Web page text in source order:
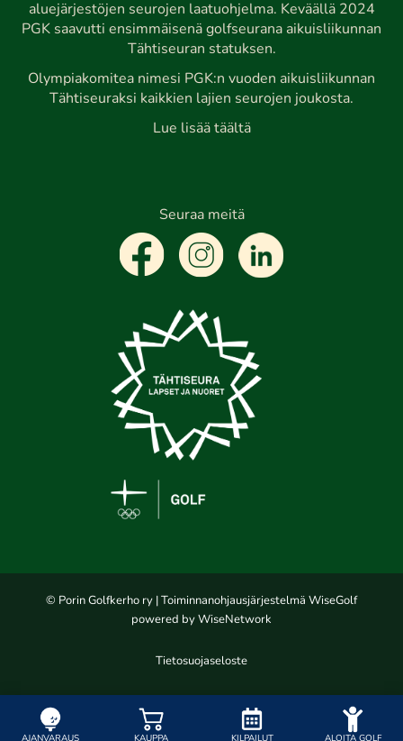
AJANVARAUS KAUPPA KILPAILUT ALOITA GOLF
aluejärjestöjen seurojen laatuohjelma. Keväällä 2024
PGK saavutti ensimmäisenä golfseurana aikuisliikunnan
Tähtiseuran statuksen.
Olympiakomitea nimesi PGK:n vuoden aikuisliikunnan
Tähtiseuraksi kaikkien lajien seurojen joukosta.
Lue lisää täältä
Seuraa meitä
© Porin Golfkerho ry | Toiminnanohjausjärjestelmä WiseGolf
powered by WiseNetwork
Tietosuojaseloste